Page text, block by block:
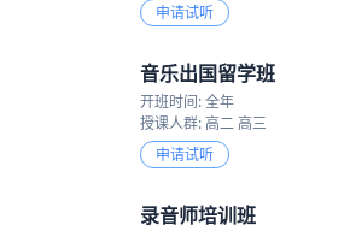
申请试听
音乐出国留学班
开班时间: 全年
授课人群: 高二 高三
申请试听
录音师培训班